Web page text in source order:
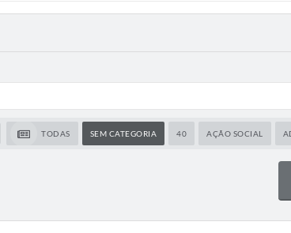
TODAS SEM CATEGORIA 40 AÇÃO SOCIAL